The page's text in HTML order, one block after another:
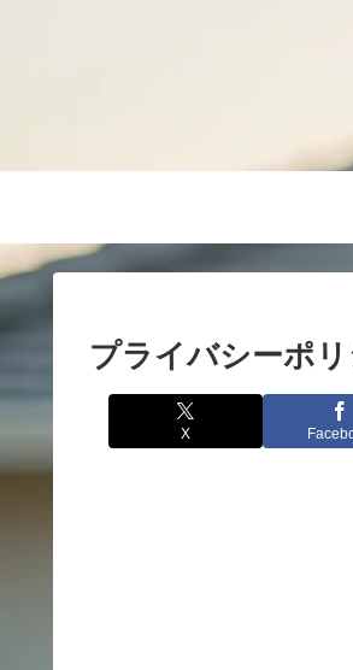
プライバシーポ
X